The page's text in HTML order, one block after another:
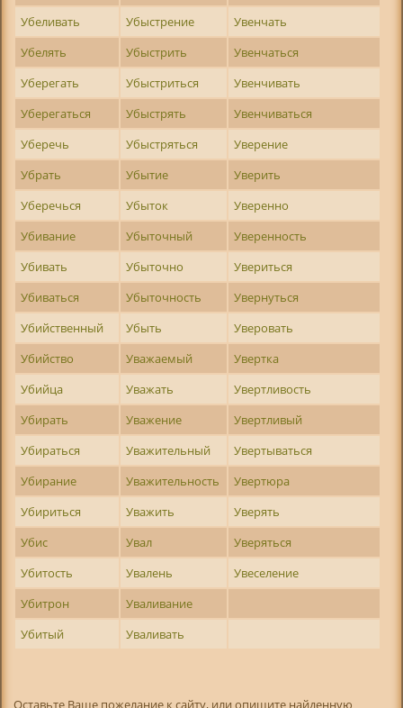
Убеливать
Убыстрение
Увенчать
Убелять
Убыстрить
Увенчаться
Уберегать
Убыстриться
Увенчивать
Уберегаться
Убыстрять
Увенчиваться
Уберечь
Убыстряться
Уверение
Убрать
Убытие
Уверить
Уберечься
Убыток
Уверенно
Убивание
Убыточный
Уверенность
Убивать
Убыточно
Увериться
Убиваться
Убыточность
Увернуться
Убийственный
Убыть
Уверовать
Убийство
Уважаемый
Увертка
Убийца
Уважать
Увертливость
Убирать
Уважение
Увертливый
Убираться
Уважительный
Увертываться
Убирание
Уважительность
Увертюра
Убириться
Уважить
Уверять
Убис
Увал
Уверяться
Убитость
Увалень
Увеселение
Убитрон
Уваливание
Убитый
Уваливать
Оставьте Ваше пожелание к сайту, или опишите найденную